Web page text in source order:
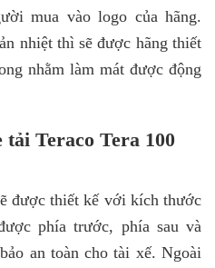
mua vào logo của hãng.
nhiệt thì sẽ được hãng thiết
nhằm làm mát được động
tải Teraco Tera 100
được thiết kế với kích thước
phía trước, phía sau và
an toàn cho tài xế. Ngoài